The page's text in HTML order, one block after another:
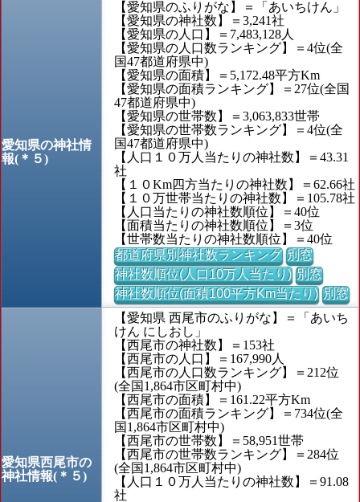
愛知県の神社情
報(＊５)
【愛知県のふりがな】＝「あいちけん」
【愛知県の神社数】＝3,241社
【愛知県の人口】＝7,483,128人
【愛知県の人口数ランキング】＝4位(全
国47都道府県中)
【愛知県の面積】＝5,172.48平方Km
【愛知県の面積ランキング】＝27位(全国
47都道府県中)
【愛知県の世帯数】＝3,063,833世帯
【愛知県の世帯数ランキング】＝4位(全
国47都道府県中)
【人口１０万人当たりの神社数】＝43.31
社
【１０Km四方当たりの神社数】＝62.66社
【１０万世帯当たりの神社数】＝105.78社
【人口当たりの神社数順位】＝40位
【面積当たりの神社数順位】＝3位
【世帯数当たりの神社数順位】＝40位
都道府県別神社数ランキング 別窓
神社数順位(人口10万人当たり) 別窓
神社数順位(面積100平方Km当たり) 別窓
愛知県西尾市の
神社情報(＊５)
【愛知県 西尾市のふりがな】＝「あいち
けん にしおし」
【西尾市の神社数】＝153社
【西尾市の人口】＝167,990人
【西尾市の人口数ランキング】＝212位
(全国1,864市区町村中)
【西尾市の面積】＝161.22平方Km
【西尾市の面積ランキング】＝734位(全
国1,864市区町村中)
【西尾市の世帯数】＝58,951世帯
【西尾市の世帯数ランキング】＝284位
(全国1,864市区町村中)
【人口１０万人当たりの神社数】＝91.08
社